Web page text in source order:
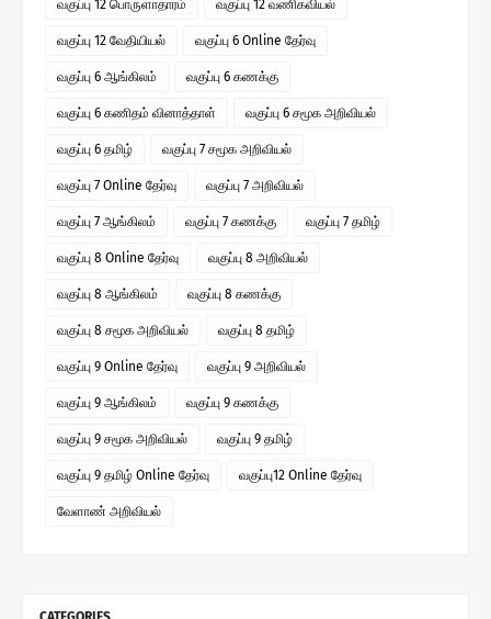
வகுப்பு 12 பொருளாதாரம் வகுப்பு 12 வணிகவியல்
வகுப்பு 12 வேதியியல் வகுப்பு 6 Online தேர்வு
வகுப்பு 6 ஆங்கிலம் வகுப்பு 6 கணக்கு
வகுப்பு 6 கணிதம் வினாத்தாள் வகுப்பு 6 சமூக அறிவியல்
வகுப்பு 6 தமிழ் வகுப்பு 7 சமூக அறிவியல்
வகுப்பு 7 Online தேர்வு வகுப்பு 7 அறிவியல்
வகுப்பு 7 ஆங்கிலம் வகுப்பு 7 கணக்கு வகுப்பு 7 தமிழ்
வகுப்பு 8 Online தேர்வு வகுப்பு 8 அறிவியல்
வகுப்பு 8 ஆங்கிலம் வகுப்பு 8 கணக்கு
வகுப்பு 8 சமூக அறிவியல் வகுப்பு 8 தமிழ்
வகுப்பு 9 Online தேர்வு வகுப்பு 9 அறிவியல்
வகுப்பு 9 ஆங்கிலம் வகுப்பு 9 கணக்கு
வகுப்பு 9 சமூக அறிவியல் வகுப்பு 9 தமிழ்
வகுப்பு 9 தமிழ் Online தேர்வு வகுப்பு12 Online தேர்வு
வேளாண் அறிவியல்